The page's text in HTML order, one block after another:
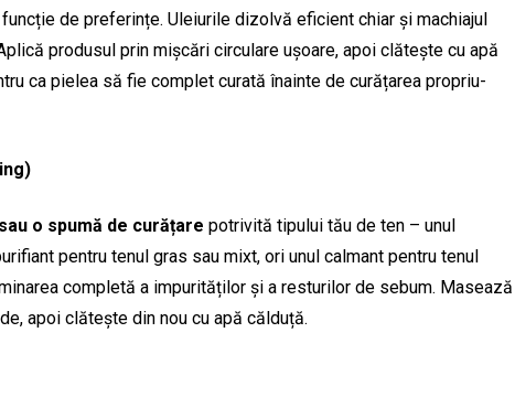
funcție de preferințe. Uleiurile dizolvă eficient chiar și machiajul
produsul prin mișcări circulare ușoare, apoi clătește cu apă
ca pielea să fie complet curată înainte de curățarea propriu-
o spumă de curățare potrivită tipului tău de ten – unul
pentru tenul gras sau mixt, ori unul calmant pentru tenul
completă a impurităților și a resturilor de sebum. Masează
apoi clătește din nou cu apă călduță.